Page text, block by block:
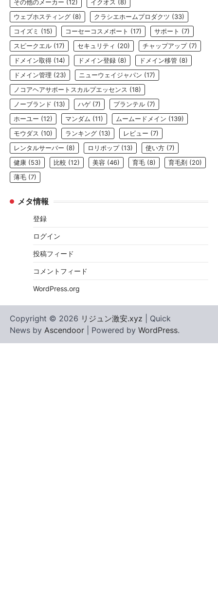
その他のメーカー (12) イクオス (8)
ウェブホスティング (8) クラシエホームプロダクツ (33)
コイズミ (15) コーセーコスメポート (17) サポート (7)
スピークエル (17) セキュリティ (20) チャップアップ(7)
ドメイン取得 (14) ドメイン登録 (8) ドメイン移管 (8)
ドメイン管理 (23) ニューウェイジャパン (17)
ノコアヘアサポートスカルプエッセンス (18)
ノーブランド (13) ハゲ (7) プランテル (7)
ホーユー (12) マンダム (11) ムームードメイン (139)
モウダス (10) ランキング (13) レビュー (7)
レンタルサーバー (8) ロリポップ(13) 使い方 (7)
健康 (53) 比較 (12) 美容 (46) 育毛 (8) 育毛剤 (20)
薄毛 (7)
メタ情報
登録
ログイン
投稿フィード
コメントフィード
WordPress.org
Copyright © 2026 リジュン激安.xyz | Quick
News by Ascendoor | Powered by WordPress.